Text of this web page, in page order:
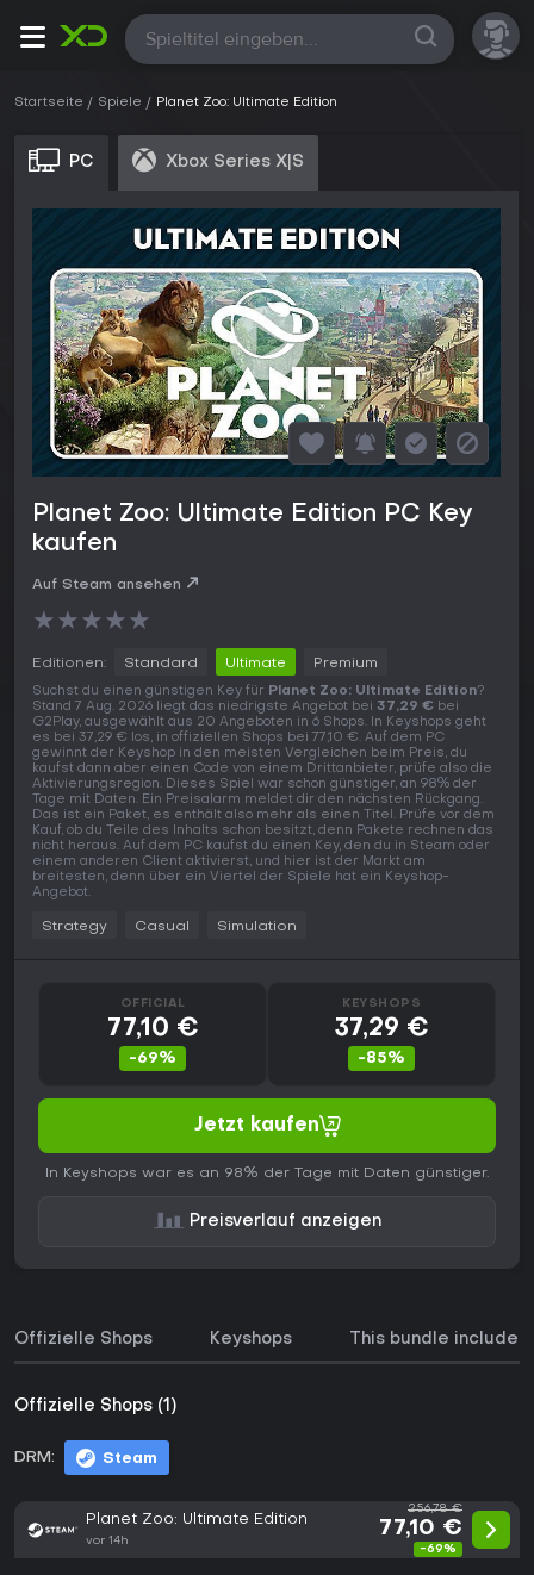
Alle
Startseite Spiele Planet Zoo: Ultimate Edition
PC Xbox Series X|S
Planet Zoo: Ultimate Edition PC Key
kaufen
Auf Steam ansehen
★★★★★
Editionen: Standard Ultimate Premium
Suchst du einen günstigen Key für Planet Zoo: Ultimate Edition?
Stand 7 Aug. 2026 liegt das niedrigste Angebot bei 37,29 € bei
G2Play, ausgewählt aus 20 Angeboten in 6 Shops. In Keyshops geht
es bei 37,29 € los, in offiziellen Shops bei 77,10 €. Auf dem PC
gewinnt der Keyshop in den meisten Vergleichen beim Preis, du
kaufst dann aber einen Code von einem Drittanbieter, prüfe also die
Aktivierungsregion. Dieses Spiel war schon günstiger, an 98% der
Tage mit Daten. Ein Preisalarm meldet dir den nächsten Rückgang.
Das ist ein Paket, es enthält also mehr als einen Titel. Prüfe vor dem
Kauf, ob du Teile des Inhalts schon besitzt, denn Pakete rechnen das
nicht heraus. Auf dem PC kaufst du einen Key, den du in Steam oder
einem anderen Client aktivierst, und hier ist der Markt am
breitesten, denn über ein Viertel der Spiele hat ein Keyshop-
Angebot.
Strategy Casual Simulation
OFFICIAL
77,10 €
-69%
KEYSHOPS
37,29 €
-85%
Jetzt kaufen
In Keyshops war es an 98% der Tage mit Daten günstiger.
Preisverlauf anzeigen
Offizielle Shops Keyshops This bundle includes
Offizielle Shops (1)
DRM: Steam
Planet Zoo: Ultimate Edition
vor 14h
256,78 €
77,10 €
-69%